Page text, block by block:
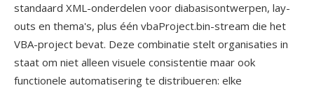
standaard XML-onderdelen voor diabasisontwerpen, lay-
outs en thema's, plus één vbaProject.bin-stream die het
VBA-project bevat. Deze combinatie stelt organisaties in
staat om niet alleen visuele consistentie maar ook
functionele automatisering te distribueren: elke